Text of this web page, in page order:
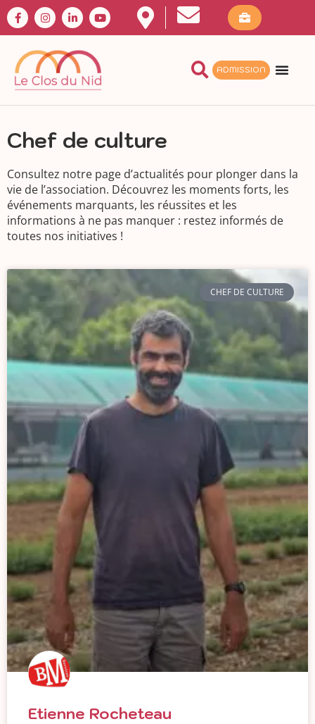
ADMISSION
Chef de culture
Consultez notre page d’actualités pour plonger dans la
vie de l’association. Découvrez les moments forts, les
événements marquants, les réussites et les
informations à ne pas manquer : restez informés de
toutes nos initiatives !
CHEF DE CULTURE
Etienne Rocheteau